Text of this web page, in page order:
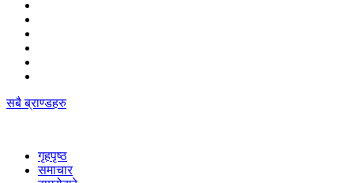
सबै ब्राण्डहरु
गृहपृष्‍ठ
समाचार